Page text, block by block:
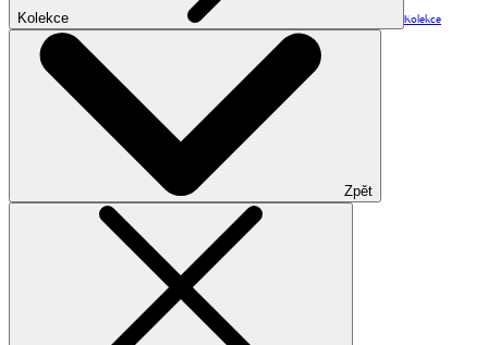
Kolekce Kolekce
Zpět